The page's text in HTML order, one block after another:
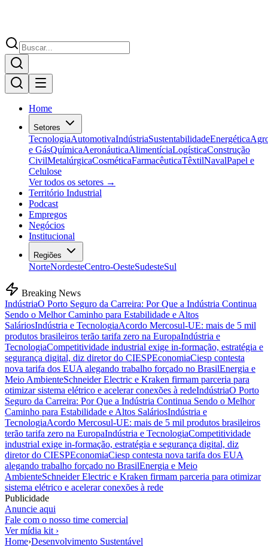
Home
Setores
TecnologiaAutomotivaIndústriaSustentabilidadeEnergética
e GásQuímicaAeronáuticaAlimentíciaLogísticaConstrução
CivilMetalúrgicaCosméticaFarmacêuticaTêxtilNavalPapel e
Celulose
Ver todos os setores →
Território Industrial
Podcast
Empregos
Negócios
Institucional
Regiões
NorteNordesteCentro-OesteSudesteSul
Breaking News
IndústriaO Porto Seguro da Carreira: Por Que a Indústria Continua
Sendo o Melhor Caminho para Estabilidade e Altos
SaláriosIndústria e TecnologiaAcordo Mercosul-UE: mais de 5 mil
produtos brasileiros terão tarifa zero na EuropaIndústria e
TecnologiaCompetitividade industrial exige in-formação, estratégia e
segurança digital, diz diretor do CIESPEconomiaCiesp contesta
nova tarifa dos EUA alegando trabalho forçado no BrasilEnergia e
Meio AmbienteSchneider Electric e Kraken firmam parceria para
otimizar sistema elétrico e acelerar conexões à redeIndústriaO Porto
Seguro da Carreira: Por Que a Indústria Continua Sendo o Melhor
Caminho para Estabilidade e Altos SaláriosIndústria e
TecnologiaAcordo Mercosul-UE: mais de 5 mil produtos brasileiros
terão tarifa zero na EuropaIndústria e TecnologiaCompetitividade
industrial exige in-formação, estratégia e segurança digital, diz
diretor do CIESPEconomiaCiesp contesta nova tarifa dos EUA
alegando trabalho forçado no BrasilEnergia e Meio
AmbienteSchneider Electric e Kraken firmam parceria para otimizar
sistema elétrico e acelerar conexões à rede
Publicidade
Anuncie aqui
Fale com o nosso time comercial
Ver mídia kit ›
Home›Desenvolvimento Sustentável